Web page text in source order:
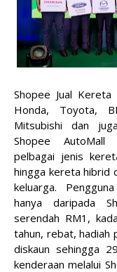
Shopee Jual
Honda, Toyota,
Mitsubishi dan
Shopee AutoMall
pelbagai jenis
hingga kereta hibrid
keluarga.
hanya daripada
serendah RM1,
tahun, rebat, hadiah
diskaun sehingga
kenderaan melalui